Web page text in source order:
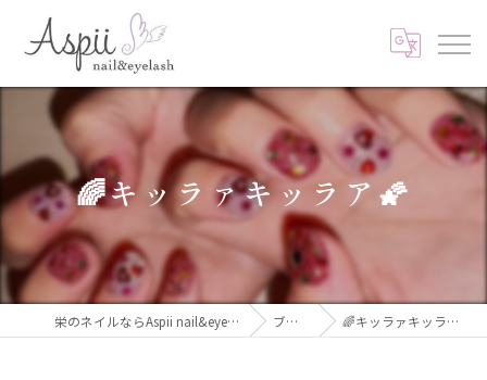
🌈キッラァキッラア🌠
栄のネイルならAspii nail&eyelash ブログ 🌈キッラァキッラア🌠